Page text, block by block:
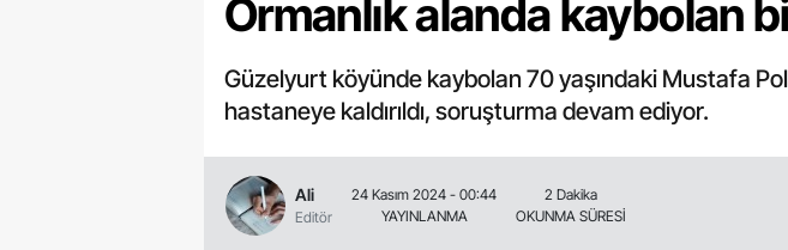
Ormanlık alanda kaybolan
Güzelyurt köyünde kaybolan 70 yaşındaki Mustafa
hastaneye kaldırıldı, soruşturma devam ediyor.
Ali
Editör
24 Kasım 2024 - 00:44
YAYINLANMA
2 Dakika
OKUNMA SÜRESİ